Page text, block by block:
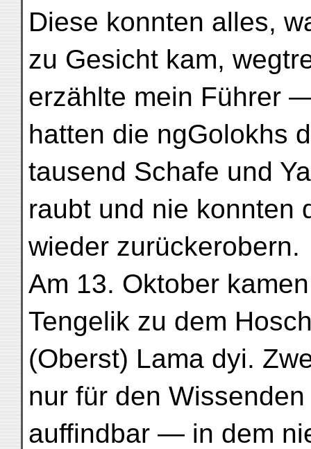
Diese konnten alles,
zu Gesicht kam,
erzählte mein Führer
hatten die ngGolokhs
tausend Schafe und
raubt und nie konnten
wieder zurückerobern.
Am 13. Oktober
Tengelik zu dem
(Oberst) Lama dyi.
nur für den Wissenden
auffindbar — in dem